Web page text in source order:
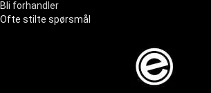
Bli forhandler
Ofte stilte spørsmål